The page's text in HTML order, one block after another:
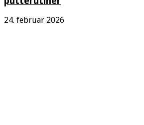
24. februar 2026